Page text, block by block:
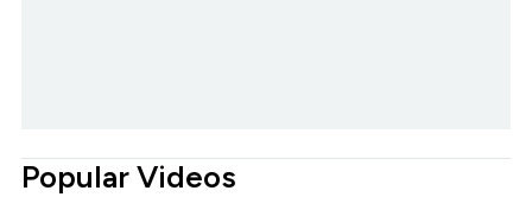
Popular Videos